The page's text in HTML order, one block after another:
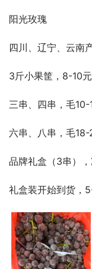
阳光玫瑰
四川、辽宁、云南
3斤小果筐，8-10元
三串、四串，毛
六串、八串，毛
品牌礼盒（3串）
礼盒装开始到货，